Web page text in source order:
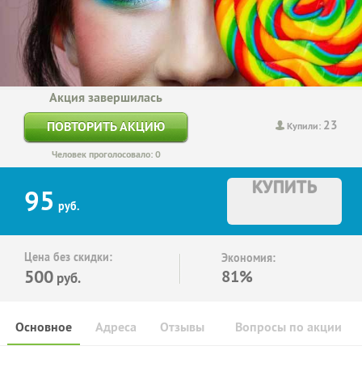
Купили: 23
Акция завершилась
ПОВТОРИТЬ АКЦИЮ
Человек проголосовало: 0
95 руб.
КУПИТЬ
Цена без скидки:
500 руб.
Экономия:
81%
Основное Отзывы Вопросы по акции
Адреса